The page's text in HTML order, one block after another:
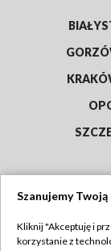
Szanujemy
Kliknij "Akceptuję i
korzystanie z